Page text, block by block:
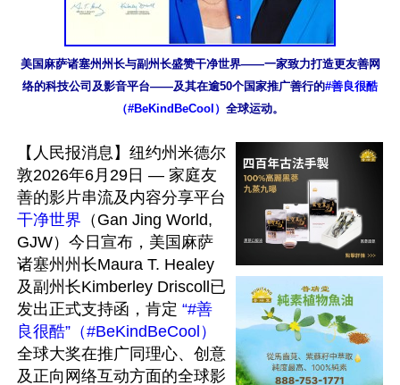
美国麻萨诸塞州州长与副州长盛赞干净世界——一家致力打造更友善网
络的科技公司及影音平台——及其在逾50个国家推广善行的#善良很酷
（#BeKindBeCool） 全球运动。
【人民报消息】纽约州米德尔
敦2026年6月29日 — 家庭友
善的影片串流及内容分享平台
干净世界 （Gan Jing World,
GJW）今日宣布，美国麻萨
诸塞州州长Maura T. Healey
及副州长Kimberley Driscoll已
发出正式支持函，肯定 “#善
良很酷”（#BeKindBeCool）
全球大奖在推广同理心、创意
及正向网络互动方面的全球影